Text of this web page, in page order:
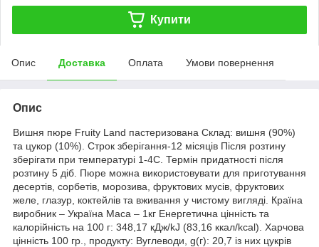
Купити
Опис Доставка Оплата Умови повернення
Опис
Вишня пюре Fruity Land пастеризована Склад: вишня (90%)
та цукор (10%). Строк зберігання-12 місяців Після розтину
зберігати при температурі 1-4С. Термін придатності після
розтину 5 діб. Пюре можна використовувати для приготування
десертів, сорбетів, морозива, фруктових мусів, фруктових
желе, глазур, коктейлів та вживання у чистому вигляді. Країна
виробник – Україна Маса – 1кг Енергетична цінність та
калорійність на 100 г: 348,17 кДж/kJ (83,16 ккал/kcal). Харчова
цінність 100 гр., продукту: Вуглеводи, g(г): 20,7 із них цукрів